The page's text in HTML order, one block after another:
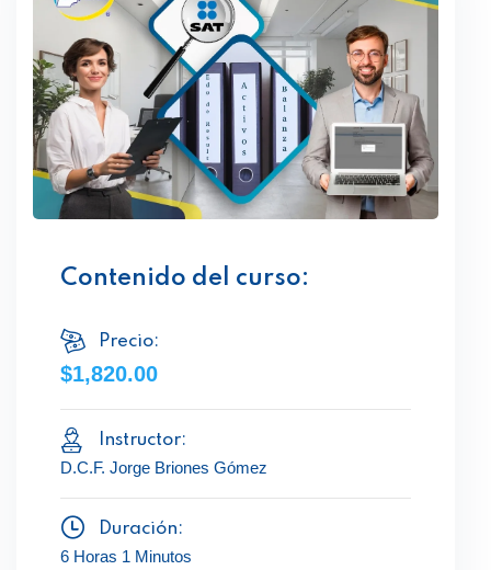
Contenido del curso:
Precio:
$1,820.00
Instructor:
D.C.F. Jorge Briones Gómez
Duración:
6 Horas 1 Minutos